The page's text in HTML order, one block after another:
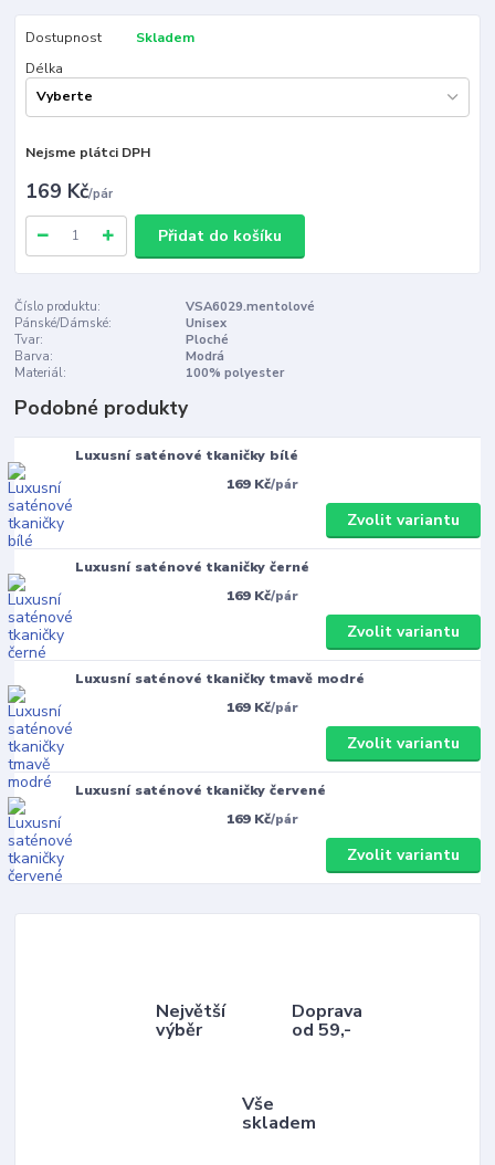
Dostupnost
Skladem
Délka
Nejsme plátci DPH
169 Kč/pár
Přidat do košíku
Číslo produktu:
VSA6029.mentolové
Pánské/Dámské:
Unisex
Tvar:
Ploché
Barva:
Modrá
Materiál:
100% polyester
Podobné produkty
Luxusní saténové tkaničky bílé
169 Kč/pár
Zvolit variantu
Luxusní saténové tkaničky černé
169 Kč/pár
Zvolit variantu
Luxusní saténové tkaničky tmavě modré
169 Kč/pár
Zvolit variantu
Luxusní saténové tkaničky červené
169 Kč/pár
Zvolit variantu
Největší
výběr
Doprava
od 59,-
Vše
skladem